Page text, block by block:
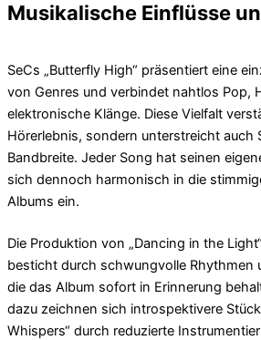
Musikalische Einflüsse
SeCs „Butterfly High“ präsentiert eine
von Genres und verbindet nahtlos Pop,
elektronische Klänge. Diese Vielfalt
Hörerlebnis, sondern unterstreicht auch
Bandbreite. Jeder Song hat seinen
sich dennoch harmonisch in die
Albums ein.
Die Produktion von „Dancing in the
besticht durch schwungvolle Rhythmen
die das Album sofort in Erinnerung
dazu zeichnen sich introspektivere
Whispers“ durch reduzierte